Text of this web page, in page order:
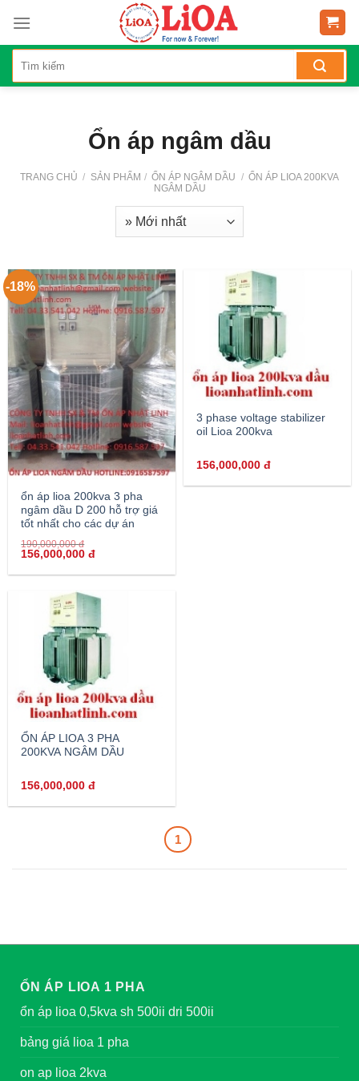
content
Ổn áp ngâm dầu
TRANG CHỦ / SẢN PHẨM / ỔN ÁP NGÂM DẦU / ỔN ÁP LIOA 200KVA
NGÂM DẦU
-18%
ổn áp lioa 200kva 3 pha
ngâm dầu D 200 hỗ trợ giá
tốt nhất cho các dự án
190,000,000đ
156,000,000đ
3 phase voltage stabilizer
oil Lioa 200kva
156,000,000đ
ỔN ÁP LIOA 3 PHA
200KVA NGÂM DẦU
156,000,000đ
1
ỔN ÁP LIOA 1 PHA
ổn áp lioa 0,5kva sh 500ii dri 500ii
bảng giá lioa 1 pha
on ap lioa 2kva